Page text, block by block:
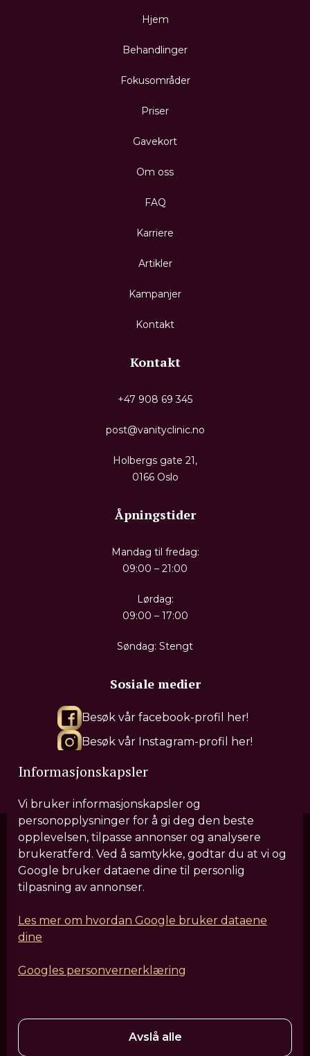
Informasjonskapsler
Vi bruker informasjonskapsler og
personopplysninger for å gi deg den beste
opplevelsen, tilpasse annonser og analysere
brukeratferd. Ved å samtykke, godtar du at vi og
Google bruker dataene dine til personlig
tilpasning av annonser.
Les mer om hvordan Google bruker dataene
dine
Googles personvernerklæring
Avslå alle
Hjem
Behandlinger
Fokusområder
Priser
Gavekort
Om oss
FAQ
Karriere
Artikler
Kampanjer
Kontakt
Kontakt
+47 908 69 345
post@vanityclinic.no
Holbergs gate 21,
0166 Oslo
Åpningstider
Mandag til fredag:
09:00 – 21:00
Lørdag:
09:00 – 17:00
Søndag: Stengt
Sosiale medier
Besøk vår facebook-profil her!
Besøk vår Instagram-profil her!
Besøk vår Tiktok-profil her!
Våre behandlinger
SculptraIV DryppHårforbedrende behandlinger
Leppefiller
Fjerning av fillerRynkebehandling
Hudforbedrende laserbehandlinger
Polynukleotider - LaksespermMedisinsk hudpleie